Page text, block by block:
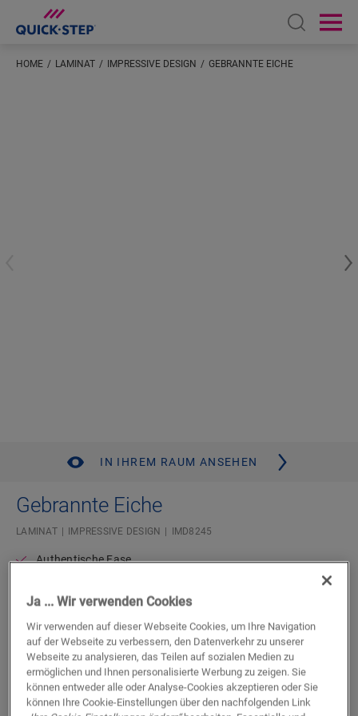
Open
HOME LAMINAT IMPRESSIVE DESIGN GEBRANNTE EICHE
IN IHREM RAUM ANSEHEN
Gebrannte Eiche
LAMINAT IMPRESSIVE DESIGN IMD8245
Authentische Fase
Kompatibel mit Bodenheizung und -kühlung
Fischgrätmuster
Wasserdicht
Einen Händler in Ihrer Nähe finden
Sie können es kaum erwarten, diesen Boden selbst zu
Ja ... Wir verwenden Cookies
Wir verwenden auf dieser Webseite Cookies, um Ihre Navigation
auf der Webseite zu verbessern, den Datenverkehr zu unserer
Webseite zu analysieren, das Teilen auf sozialen Medien zu
ermöglichen und Ihnen personalisierte Werbung zu zeigen. Sie
können entweder alle oder Analyse-Cookies akzeptieren oder Sie
können Ihre Cookie-Einstellungen über den nachfolgenden Link